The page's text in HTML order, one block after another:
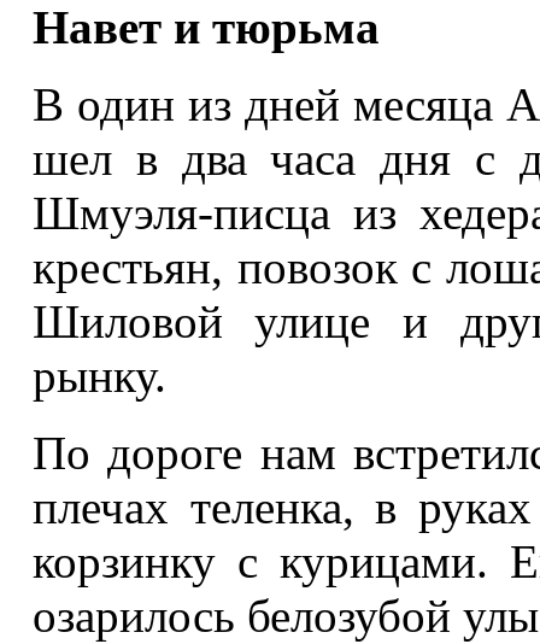
Навет и тюрьма
В один из дней месяца
шел в два часа дня с
Шмуэля-писца из
крестьян, повозок с
Шиловой улице и
рынку.
По дороге нам
плечах теленка, в
корзинку с курицами.
озарилось белозубой